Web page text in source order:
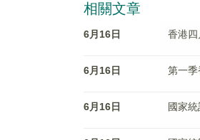
相關文章
6月16日 香港
6月16日 第一
6月16日 國家